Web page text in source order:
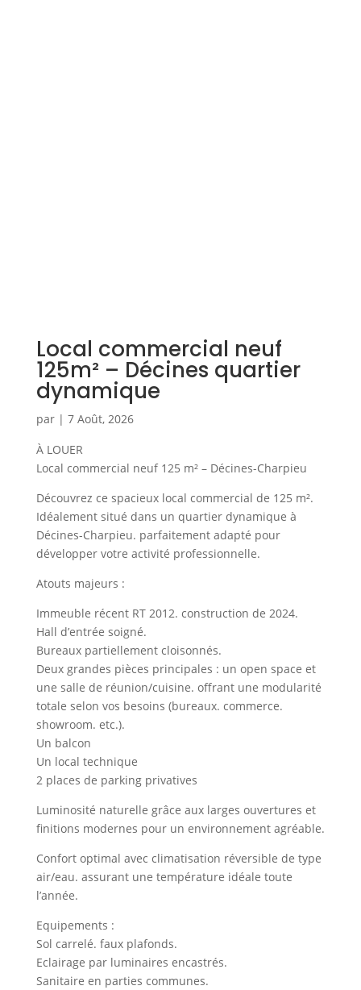
Local commercial neuf
125m² – Décines quartier
dynamique
par | 7 Août, 2026
À LOUER
Local commercial neuf 125 m² – Décines-Charpieu
Découvrez ce spacieux local commercial de 125 m².
Idéalement situé dans un quartier dynamique à
Décines-Charpieu. parfaitement adapté pour
développer votre activité professionnelle.
Atouts majeurs :
Immeuble récent RT 2012. construction de 2024.
Hall d’entrée soigné.
Bureaux partiellement cloisonnés.
Deux grandes pièces principales : un open space et
une salle de réunion/cuisine. offrant une modularité
totale selon vos besoins (bureaux. commerce.
showroom. etc.).
Un balcon
Un local technique
2 places de parking privatives
Luminosité naturelle grâce aux larges ouvertures et
finitions modernes pour un environnement agréable.
Confort optimal avec climatisation réversible de type
air/eau. assurant une température idéale toute
l’année.
Equipements :
Sol carrelé. faux plafonds.
Eclairage par luminaires encastrés.
Sanitaire en parties communes.